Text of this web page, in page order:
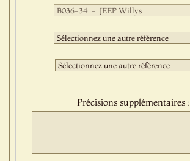
Première
sélection
:Deuxième
sélection
:Troisième
sélection
Précisions supplémentaires :